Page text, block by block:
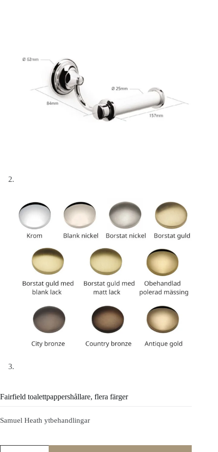
Fairfield toalettpappershållare, flera färger
Samuel Heath ytbehandlingar